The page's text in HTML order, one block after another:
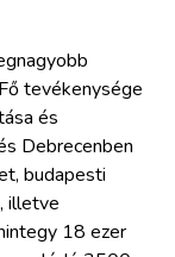
tevékenysége
és
Debrecenben
budapesti
illetve
18 ezer